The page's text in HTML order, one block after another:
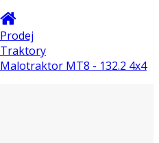
Prodej
Traktory
Malotraktor MT8 - 132.2 4x4